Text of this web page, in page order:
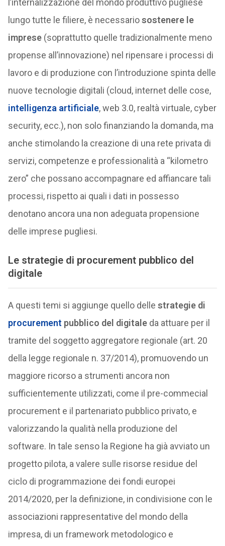
lungo tutte le filiere, è necessariosostenere le
imprese(soprattutto quelle tradizionalmente meno
propense all’innovazione) nel ripensare i processi di
lavoro e di produzione con l’introduzione spinta delle
nuove tecnologie digitali (cloud, internet delle cose,
intelligenza artificiale, web 3.0, realtà virtuale, cyber
security, ecc.), non solo finanziando la domanda, ma
anche stimolando la creazione di una rete privata di
servizi, competenze e professionalità a “kilometro
zero” che possano accompagnare ed affiancare tali
processi, rispetto ai quali i dati in possesso
denotano ancora una non adeguata propensione
delle imprese pugliesi.
Le strategie di procurement pubblico del
digitale
A questi temi si aggiunge quello delle strategie di
procurement pubblico del digitaleda attuare per il
tramite del soggetto aggregatore regionale (art. 20
della legge regionale n. 37/2014), promuovendo un
maggiore ricorso a strumenti ancora non
sufficientemente utilizzati, come il pre-commecial
procurement e il partenariato pubblico privato, e
valorizzando la qualità nella produzione del
software. In tale senso la Regione ha già avviato un
progetto pilota, a valere sulle risorse residue del
ciclo di programmazione dei fondi europei
2014/2020, per la definizione, in condivisione con le
associazioni rappresentative del mondo della
impresa, di un framework metodologico e